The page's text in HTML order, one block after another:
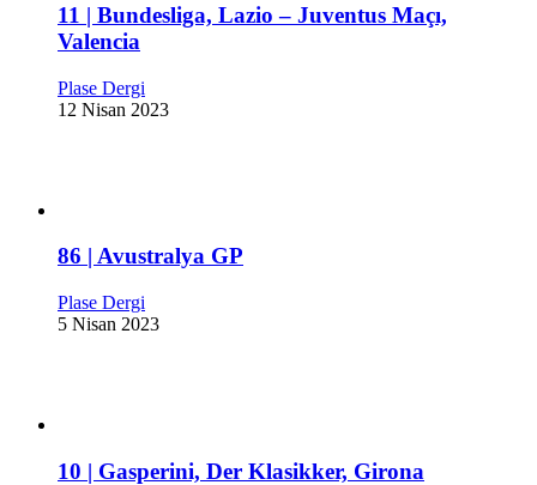
11 | Bundesliga, Lazio – Juventus Maçı,
Valencia
Plase Dergi
12 Nisan 2023
86 | Avustralya GP
Plase Dergi
5 Nisan 2023
10 | Gasperini, Der Klasikker, Girona